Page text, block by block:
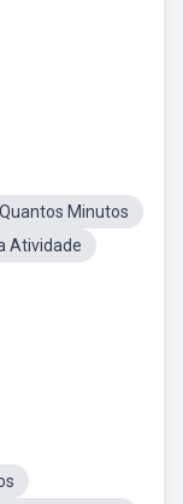
Minutos
Atividade